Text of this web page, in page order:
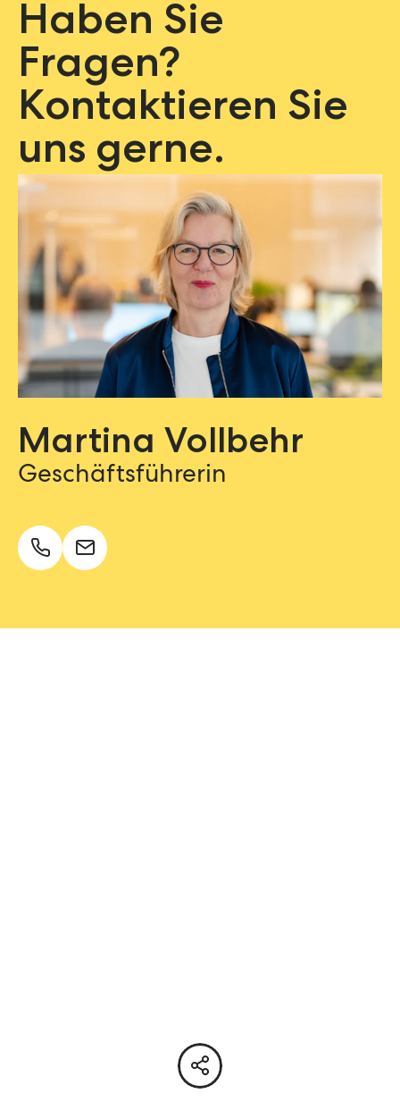
Haben Sie
Fragen?
Kontaktieren Sie
uns gerne.
Martina Vollbehr
Geschäftsführerin